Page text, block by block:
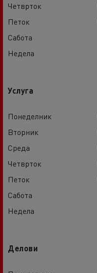
Четврток
Петок
Сабота
Недела
Услуга
Понеделник
Вторник
Среда
Четврток
Петок
Сабота
Недела
Делови